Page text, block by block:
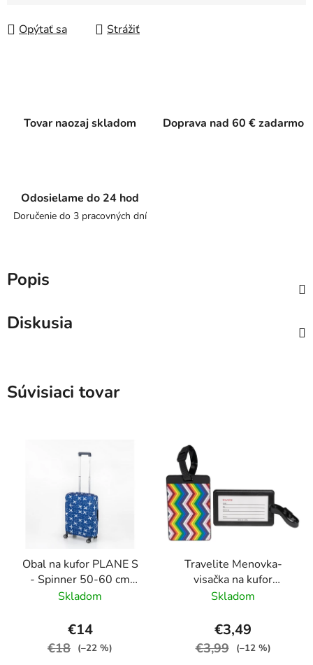
Opýtať sa Strážiť
Tovar naozaj skladom Doprava nad 60 € zadarmo
Odosielame do 24 hod
Doručenie do 3 pracovných dní
Popis
Diskusia
Súvisiaci tovar
Obal na kufor PLANE S
- Spinner 50-60 cm
Modrá
Skladom
€14
€18 (–22 %)
Travelite Menovka-
visačka na kufor
Multicolor Waves
Skladom
€3,49
€3,99 (–12 %)